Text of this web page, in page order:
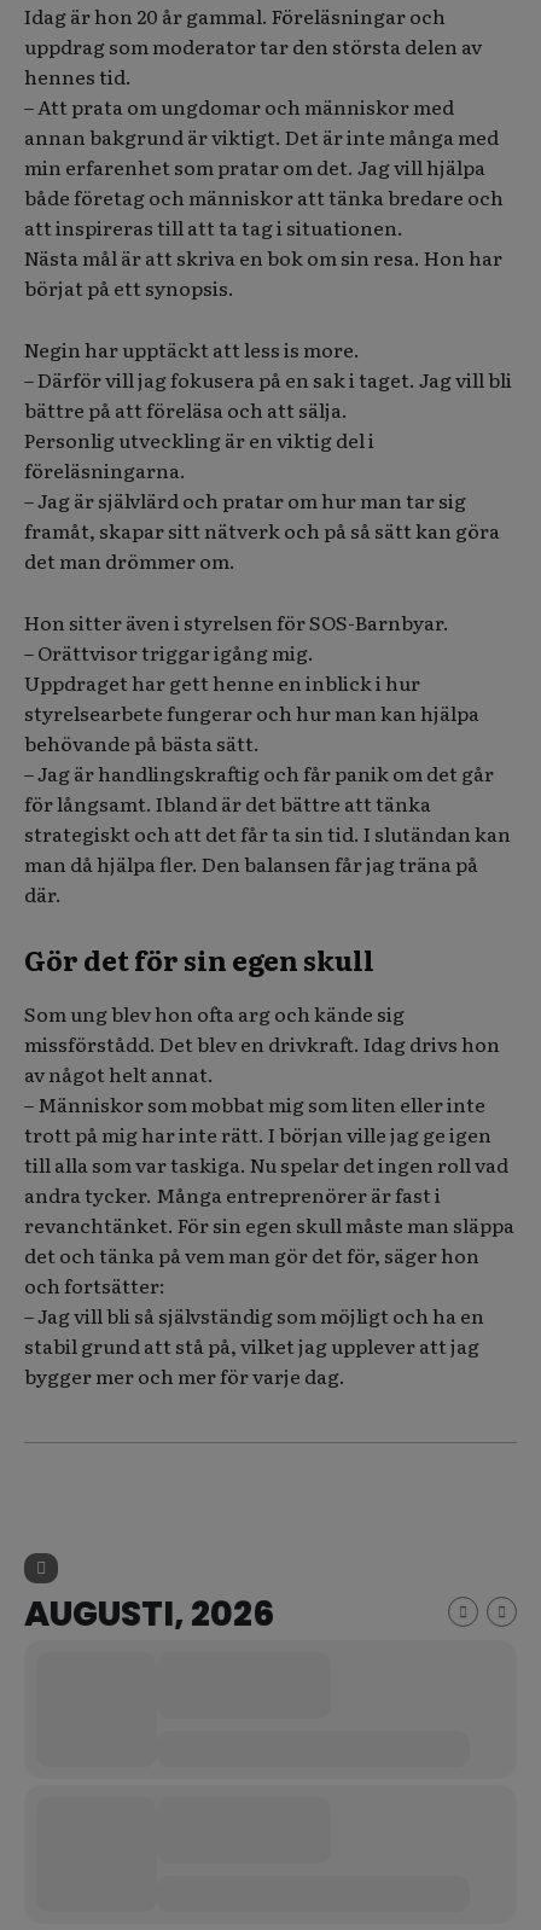
Idag är hon 20 år gammal. Föreläsningar och
uppdrag som moderator tar den största delen av
hennes tid.
– Att prata om ungdomar och människor med
annan bakgrund är viktigt. Det är inte många med
min erfarenhet som pratar om det. Jag vill hjälpa
både företag och människor att tänka bredare och
att inspireras till att ta tag i situationen.
Nästa mål är att skriva en bok om sin resa. Hon har
börjat på ett synopsis.
Negin har upptäckt att less is more.
– Därför vill jag fokusera på en sak i taget. Jag vill bli
bättre på att föreläsa och att sälja.
Personlig utveckling är en viktig del i
föreläsningarna.
– Jag är självlärd och pratar om hur man tar sig
framåt, skapar sitt nätverk och på så sätt kan göra
det man drömmer om.
Hon sitter även i styrelsen för SOS-Barnbyar.
– Orättvisor triggar igång mig.
Uppdraget har gett henne en inblick i hur
styrelsearbete fungerar och hur man kan hjälpa
behövande på bästa sätt.
– Jag är handlingskraftig och får panik om det går
för långsamt. Ibland är det bättre att tänka
strategiskt och att det får ta sin tid. I slutändan kan
man då hjälpa fler. Den balansen får jag träna på
där.
Gör det för sin egen skull
Som ung blev hon ofta arg och kände sig
missförstådd. Det blev en drivkraft. Idag drivs hon
av något helt annat.
– Människor som mobbat mig som liten eller inte
trott på mig har inte rätt. I början ville jag ge igen
till alla som var taskiga. Nu spelar det ingen roll vad
andra tycker. Många entreprenörer är fast i
revanchtänket. För sin egen skull måste man släppa
det och tänka på vem man gör det för, säger hon
och fortsätter:
– Jag vill bli så självständig som möjligt och ha en
stabil grund att stå på, vilket jag upplever att jag
bygger mer och mer för varje dag.
AUGUSTI, 2026